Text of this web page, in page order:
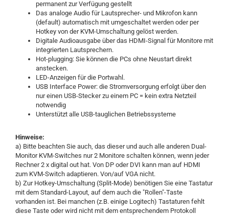
permanent zur Verfügung gestellt
Das analoge Audio für Lautsprecher- und Mikrofon kann
(default) automatisch mit umgeschaltet werden oder per
Hotkey von der KVM-Umschaltung gelöst werden.
Digitale Audioausgabe über das HDMI-Signal für Monitore mit
integrierten Lautsprechern.
Hot-plugging: Sie können die PCs ohne Neustart direkt
anstecken.
LED-Anzeigen für die Portwahl.
USB Interface Power: die Stromversorgung erfolgt über den
nur einen USB-Stecker zu einem PC = kein extra Netzteil
notwendig
Unterstützt alle USB-tauglichen Betriebssysteme
Hinweise:
a) Bitte beachten Sie auch, das dieser und auch alle anderen Dual-
Monitor KVM-Switches nur 2 Monitore schalten können, wenn jeder
Rechner 2 x digital out hat. Von DP oder DVI kann man auf HDMI
zum KVM-Switch adaptieren. Von/auf VGA nicht.
b) Zur Hotkey-Umschaltung (Split-Mode) benötigen Sie eine Tastatur
mit dem Standard-Layout, auf dem auch die "Rollen"-Taste
vorhanden ist. Bei manchen (z.B. einige Logitech) Tastaturen fehlt
diese Taste oder wird nicht mit dem entsprechendem Protokoll